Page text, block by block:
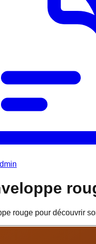
rouge pour découvrir